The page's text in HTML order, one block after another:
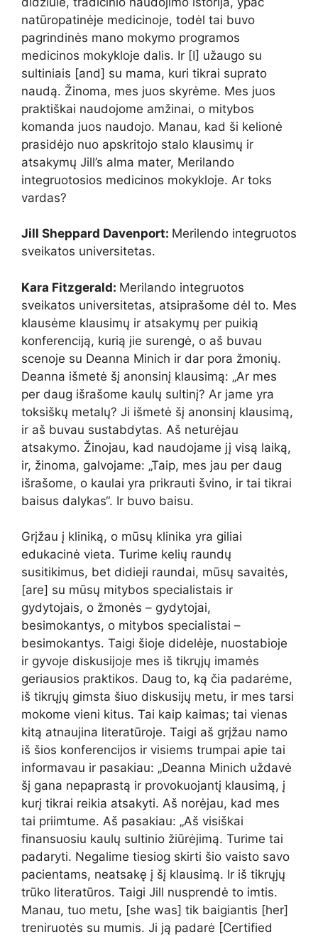
natūropatinėje medicinoje, todėl tai buvo
pagrindinės mano mokymo programos
medicinos mokykloje dalis. Ir [I] užaugo su
sultiniais [and] su mama, kuri tikrai suprato
naudą. Žinoma, mes juos skyrėme. Mes juos
praktiškai naudojome amžinai, o mitybos
komanda juos naudojo. Manau, kad ši kelionė
prasidėjo nuo apskritojo stalo klausimų ir
atsakymų Jill’s alma mater, Merilando
integruotosios medicinos mokykloje. Ar toks
vardas?
Jill Sheppard Davenport: Merilendo integruotos
sveikatos universitetas.
Kara Fitzgerald: Merilando integruotos
sveikatos universitetas, atsiprašome dėl to. Mes
klausėme klausimų ir atsakymų per puikią
konferenciją, kurią jie surengė, o aš buvau
scenoje su Deanna Minich ir dar pora žmonių.
Deanna išmetė šį anonsinį klausimą: „Ar mes
per daug išrašome kaulų sultinį? Ar jame yra
toksiškų metalų? Ji išmetė šį anonsinį klausimą,
ir aš buvau sustabdytas. Aš neturėjau
atsakymo. Žinojau, kad naudojame jį visą laiką,
ir, žinoma, galvojame: „Taip, mes jau per daug
išrašome, o kaulai yra prikrauti švino, ir tai tikrai
baisus dalykas“. Ir buvo baisu.
Grįžau į kliniką, o mūsų klinika yra giliai
edukacinė vieta. Turime kelių raundų
susitikimus, bet didieji raundai, mūsų savaitės,
[are] su mūsų mitybos specialistais ir
gydytojais, o žmonės – gydytojai,
besimokantys, o mitybos specialistai –
besimokantys. Taigi šioje didelėje, nuostabioje
ir gyvoje diskusijoje mes iš tikrųjų imamės
geriausios praktikos. Daug to, ką čia padarėme,
iš tikrųjų gimsta šiuo diskusijų metu, ir mes tarsi
mokome vieni kitus. Tai kaip kaimas; tai vienas
kitą atnaujina literatūroje. Taigi aš grįžau namo
iš šios konferencijos ir visiems trumpai apie tai
informavau ir pasakiau: „Deanna Minich uždavė
šį gana nepaprastą ir provokuojantį klausimą, į
kurį tikrai reikia atsakyti. Aš norėjau, kad mes
tai priimtume. Aš pasakiau: „Aš visiškai
finansuosiu kaulų sultinio žiūrėjimą. Turime tai
padaryti. Negalime tiesiog skirti šio vaisto savo
pacientams, neatsakę į šį klausimą. Ir iš tikrųjų
trūko literatūros. Taigi Jill nusprendė to imtis.
Manau, tuo metu, [she was] tik baigiantis [her]
treniruotės su mumis. Ji ją padarė [Certified